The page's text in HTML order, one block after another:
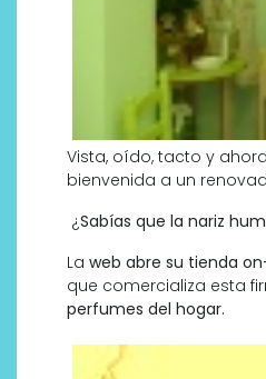
Vista, oído, tacto y
bienvenida a un
¿Sabías que la nariz
La web abre su tienda
que comercializa esta
perfumes del hogar.